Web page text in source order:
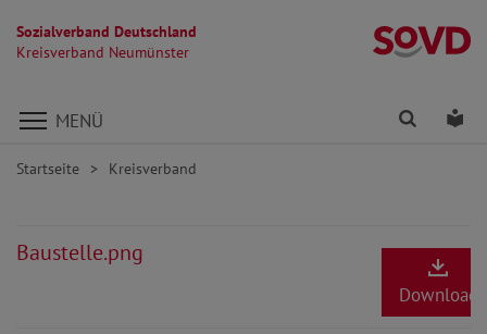
Sozialverband Deutschland
Kreisverband Neumünster
Direkt zu den Inhalten springen
MENÜ Finden
Startseite Kreisverband
Baustelle.png
Download